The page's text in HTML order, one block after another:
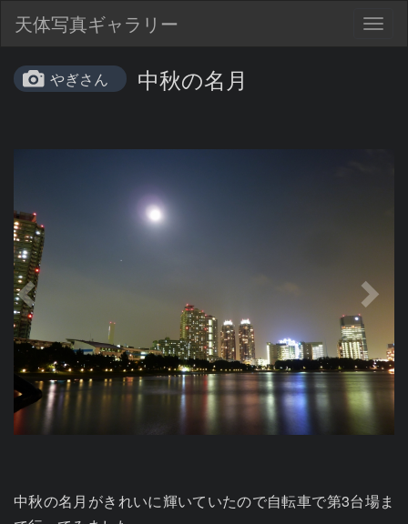
天体写真ギャラリー
やぎさん 中秋の名月
中秋の名月がきれいに輝いていたので自転車で第3台場ま